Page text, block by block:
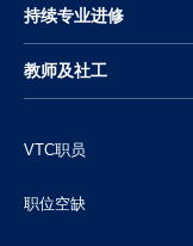
持续专业进修
教师及社工
VTC职员
职位空缺